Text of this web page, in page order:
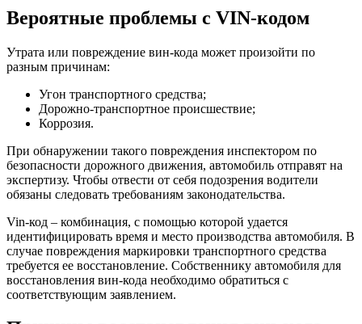
Вероятные проблемы с VIN-кодом
Утрата или повреждение вин-кода может произойти по
разным причинам:
Угон транспортного средства;
Дорожно-транспортное происшествие;
Коррозия.
При обнаружении такого повреждения инспектором по
безопасности дорожного движения, автомобиль отправят на
экспертизу. Чтобы отвести от себя подозрения водители
обязаны следовать требованиям законодательства.
Vin-код – комбинация, с помощью которой удается
идентифицировать время и место производства автомобиля. В
случае повреждения маркировки транспортного средства
требуется ее восстановление. Собственнику автомобиля для
восстановления вин-кода необходимо обратиться с
соответствующим заявлением.